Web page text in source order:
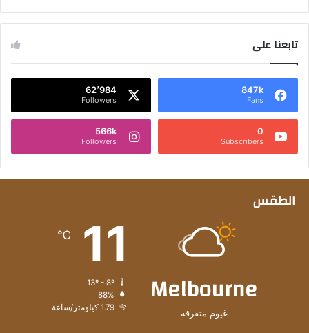
تابعنا على
847k
Fans
62٬984
Followers
0
Subscribers
566k
Followers
الطقس
Melbourne
غيوم متفرقة
11
℃
88%
1.79 كيلومتر/ساعة